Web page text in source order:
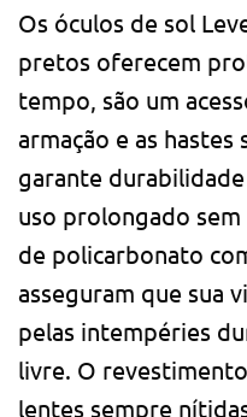
Os óculos de sol
pretos oferecem
tempo, são um
armação e as
garante
uso prolongado
de policarbonato
asseguram que sua
pelas intempéries
livre. O
lentes sempre